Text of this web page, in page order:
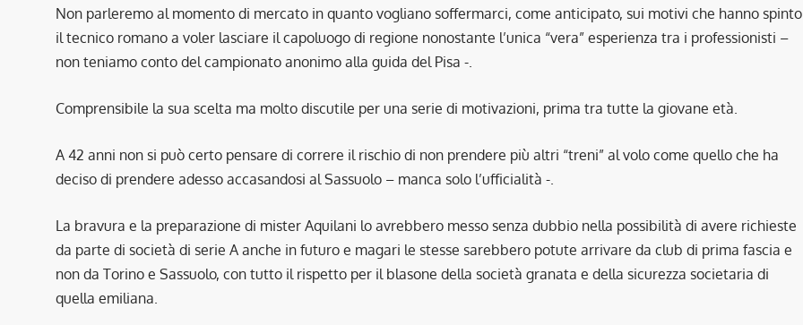
Non parleremo al momento di mercato in quanto vogliano soffermarci, come anticipato, sui motivi che hanno spinto
il tecnico romano a voler lasciare il capoluogo di regione nonostante l’unica “vera” esperienza tra i professionisti –
non teniamo conto del campionato anonimo alla guida del Pisa -.
Comprensibile la sua scelta ma molto discutile per una serie di motivazioni, prima tra tutte la giovane età.
A 42 anni non si può certo pensare di correre il rischio di non prendere più altri “treni” al volo come quello che ha
deciso di prendere adesso accasandosi al Sassuolo – manca solo l’ufficialità -.
La bravura e la preparazione di mister Aquilani lo avrebbero messo senza dubbio nella possibilità di avere richieste
da parte di società di serie A anche in futuro e magari le stesse sarebbero potute arrivare da club di prima fascia e
non da Torino e Sassuolo, con tutto il rispetto per il blasone della società granata e della sicurezza societaria di
quella emiliana.